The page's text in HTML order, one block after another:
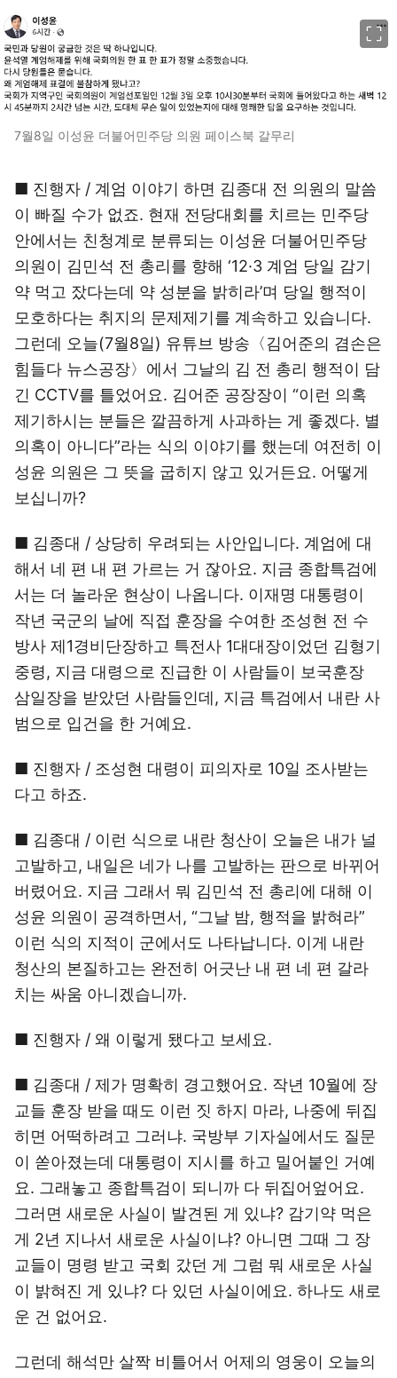
7월8일 이성윤 더불어민주당 의원 페이스북 갈무리
■ 진행자 / 계엄 이야기 하면 김종대 전 의원의 말씀
이 빠질 수가 없죠. 현재 전당대회를 치르는 민주당
안에서는 친청계로 분류되는 이성윤 더불어민주당
의원이 김민석 전 총리를 향해 ‘12·3 계엄 당일 감기
약 먹고 잤다는데 약 성분을 밝히라’며 당일 행적이
모호하다는 취지의 문제제기를 계속하고 있습니다.
그런데 오늘(7월8일) 유튜브 방송〈김어준의 겸손은
힘들다 뉴스공장〉에서 그날의 김 전 총리 행적이 담
긴 CCTV를 틀었어요. 김어준 공장장이 “이런 의혹
제기하시는 분들은 깔끔하게 사과하는 게 좋겠다. 별
의혹이 아니다”라는 식의 이야기를 했는데 여전히 이
성윤 의원은 그 뜻을 굽히지 않고 있거든요. 어떻게
보십니까?
■ 김종대 / 상당히 우려되는 사안입니다. 계엄에 대
해서 네 편 내 편 가르는 거 잖아요. 지금 종합특검에
서는 더 놀라운 현상이 나옵니다. 이재명 대통령이
작년 국군의 날에 직접 훈장을 수여한 조성현 전 수
방사 제1경비단장하고 특전사 1대대장이었던 김형기
중령, 지금 대령으로 진급한 이 사람들이 보국훈장
삼일장을 받았던 사람들인데, 지금 특검에서 내란 사
범으로 입건을 한 거예요.
■ 진행자 / 조성현 대령이 피의자로 10일 조사받는
다고 하죠.
■ 김종대 / 이런 식으로 내란 청산이 오늘은 내가 널
고발하고, 내일은 네가 나를 고발하는 판으로 바뀌어
버렸어요. 지금 그래서 뭐 김민석 전 총리에 대해 이
성윤 의원이 공격하면서, “그날 밤, 행적을 밝혀라”
이런 식의 지적이 군에서도 나타납니다. 이게 내란
청산의 본질하고는 완전히 어긋난 내 편 네 편 갈라
치는 싸움 아니겠습니까.
■ 진행자 / 왜 이렇게 됐다고 보세요.
■ 김종대 / 제가 명확히 경고했어요. 작년 10월에 장
교들 훈장 받을 때도 이런 짓 하지 마라, 나중에 뒤집
히면 어떡하려고 그러냐. 국방부 기자실에서도 질문
이 쏟아졌는데 대통령이 지시를 하고 밀어붙인 거예
요. 그래놓고 종합특검이 되니까 다 뒤집어엎어요.
그러면 새로운 사실이 발견된 게 있냐? 감기약 먹은
게 2년 지나서 새로운 사실이냐? 아니면 그때 그 장
교들이 명령 받고 국회 갔던 게 그럼 뭐 새로운 사실
이 밝혀진 게 있냐? 다 있던 사실이에요. 하나도 새로
운 건 없어요.
그런데 해석만 살짝 비틀어서 어제의 영웅이 오늘의